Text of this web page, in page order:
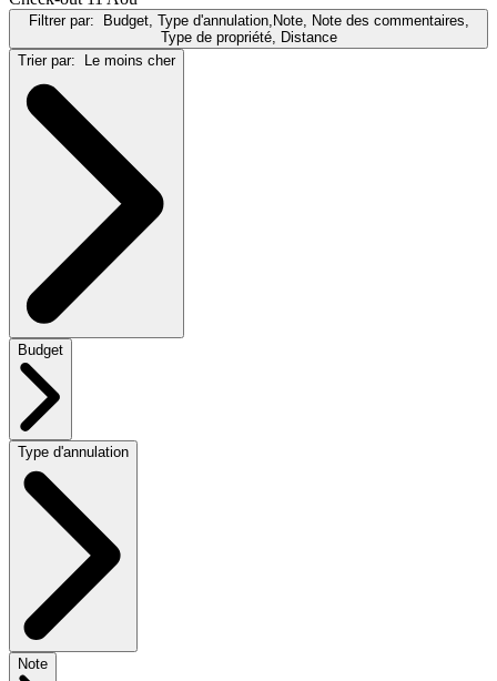
Filtrer par:
Budget, Type d'annulation,Note, Note des commentaires,
Type de propriété, Distance
Trier par:
Le moins cher
Budget
Type d'annulation
Note